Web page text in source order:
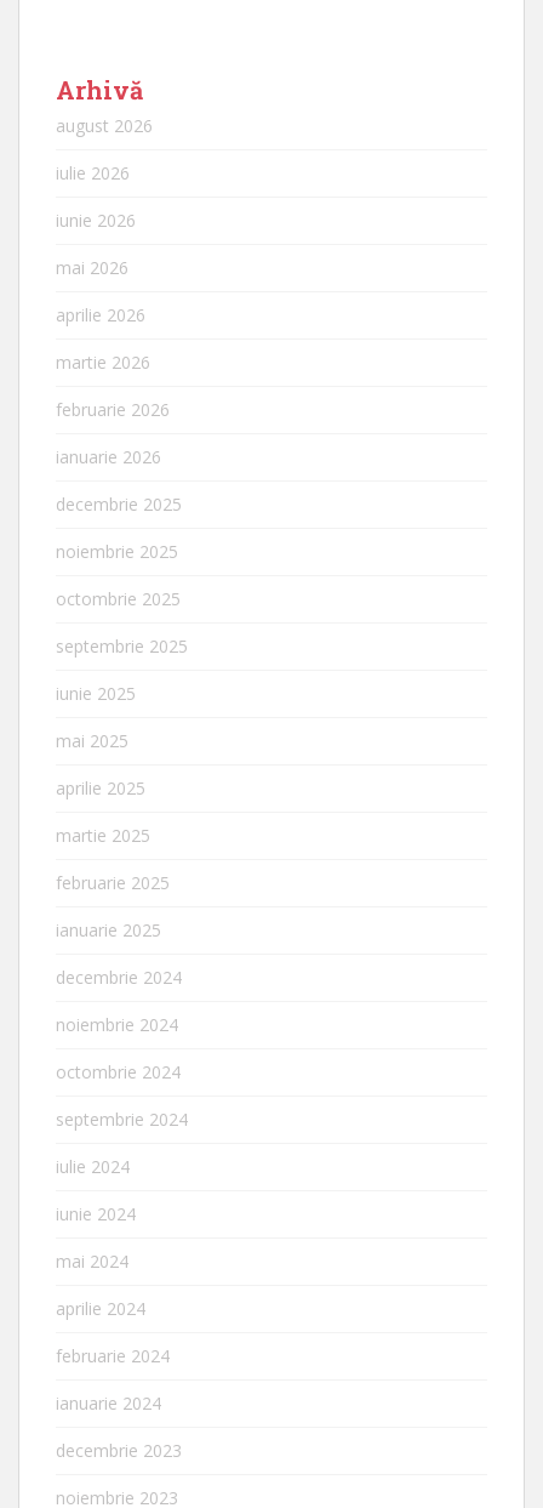
Arhivă
august 2026
iulie 2026
iunie 2026
mai 2026
aprilie 2026
martie 2026
februarie 2026
ianuarie 2026
decembrie 2025
noiembrie 2025
octombrie 2025
septembrie 2025
iunie 2025
mai 2025
aprilie 2025
martie 2025
februarie 2025
ianuarie 2025
decembrie 2024
noiembrie 2024
octombrie 2024
septembrie 2024
iulie 2024
iunie 2024
mai 2024
aprilie 2024
februarie 2024
ianuarie 2024
decembrie 2023
noiembrie 2023